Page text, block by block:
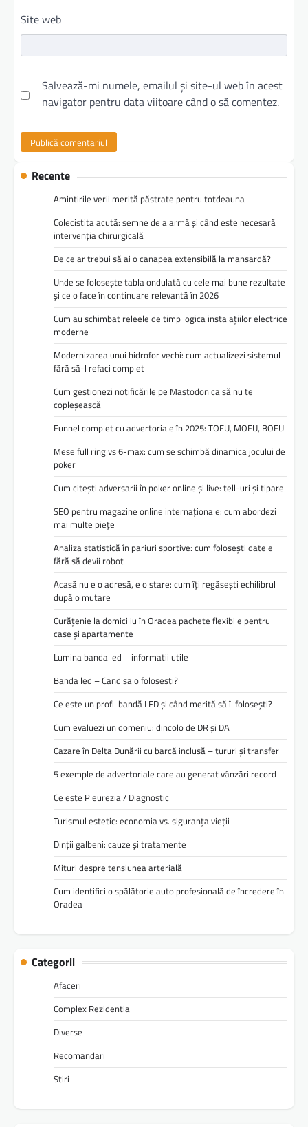
Site web
Salvează-mi numele, emailul și site-ul web în acest
navigator pentru data viitoare când o să comentez.
Recente
Amintirile verii merită păstrate pentru totdeauna
Colecistita acută: semne de alarmă și când este necesară
intervenția chirurgicală
De ce ar trebui să ai o canapea extensibilă la mansardă?
Unde se folosește tabla ondulată cu cele mai bune rezultate
și ce o face în continuare relevantă în 2026
Cum au schimbat releele de timp logica instalațiilor electrice
moderne
Modernizarea unui hidrofor vechi: cum actualizezi sistemul
fără să-l refaci complet
Cum gestionezi notificările pe Mastodon ca să nu te
copleșească
Funnel complet cu advertoriale în 2025: TOFU, MOFU, BOFU
Mese full ring vs 6-max: cum se schimbă dinamica jocului de
poker
Cum citești adversarii în poker online și live: tell-uri și tipare
SEO pentru magazine online internaționale: cum abordezi
mai multe piețe
Analiza statistică în pariuri sportive: cum folosești datele
fără să devii robot
Acasă nu e o adresă, e o stare: cum îți regăsești echilibrul
după o mutare
Curățenie la domiciliu în Oradea pachete flexibile pentru
case și apartamente
Lumina banda led – informatii utile
Banda led – Cand sa o folosesti?
Ce este un profil bandă LED și când merită să îl folosești?
Cum evaluezi un domeniu: dincolo de DR și DA
Cazare în Delta Dunării cu barcă inclusă – tururi și transfer
5 exemple de advertoriale care au generat vânzări record
Ce este Pleurezia / Diagnostic
Turismul estetic: economia vs. siguranța vieții
Dinții galbeni: cauze și tratamente
Mituri despre tensiunea arterială
Cum identifici o spălătorie auto profesională de încredere în
Oradea
Categorii
Afaceri
Complex Rezidential
Diverse
Recomandari
Stiri